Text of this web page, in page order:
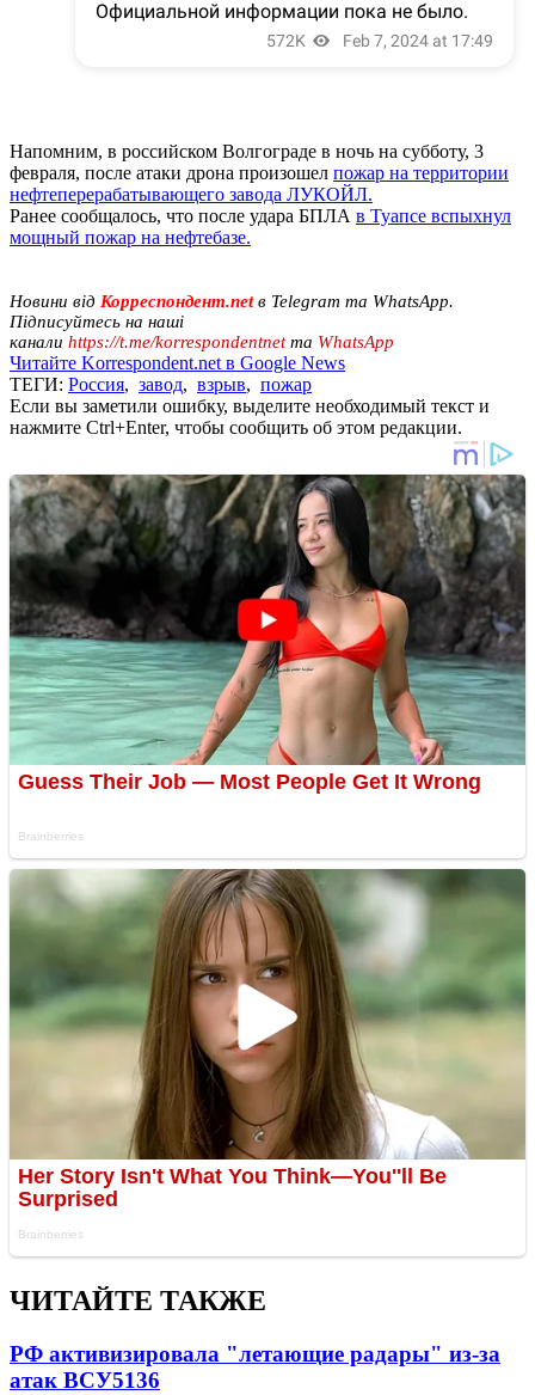
Напомним, в российском Волгограде в ночь на субботу, 3
февраля, после атаки дрона произошел пожар на территории
нефтеперерабатывающего завода ЛУКОЙЛ.
Ранее сообщалось, что после удара БПЛА в Туапсе вспыхнул
мощный пожар на нефтебазе.
Новини від Корреспондент.netв Telegram та WhatsApp.
Підписуйтесь на наші
канали https://t.me/korrespondentnetта WhatsApp
Читайте Korrespondent.net в Google News
ТЕГИ: Россия, завод, взрыв, пожар
Если вы заметили ошибку, выделите необходимый текст и
нажмите Ctrl+Enter, чтобы сообщить об этом редакции.
ЧИТАЙТЕ ТАКЖЕ
РФ активизировала "летающие радары" из-за
атак ВСУ5136